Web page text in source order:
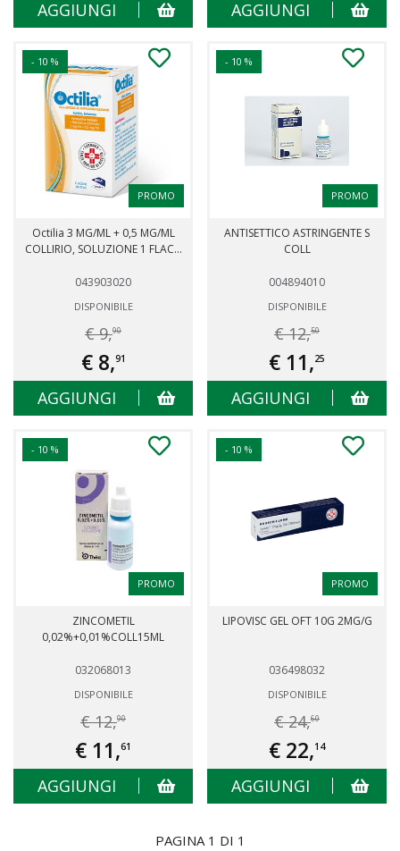
AGGIUNGI AGGIUNGI
- 10 %
PROMO
Octilia 3 MG/ML + 0,5 MG/ML
COLLIRIO, SOLUZIONE 1 FLAC...
043903020
DISPONIBILE
€ 9,90
€ 8,91
AGGIUNGI
- 10 %
PROMO
ANTISETTICO ASTRINGENTE S
COLL
004894010
DISPONIBILE
€ 12,50
€ 11,25
AGGIUNGI
- 10 %
PROMO
ZINCOMETIL
0,02%+0,01%COLL15ML
032068013
DISPONIBILE
€ 12,90
€ 11,61
AGGIUNGI
- 10 %
PROMO
LIPOVISC GEL OFT 10G 2MG/G
036498032
DISPONIBILE
€ 24,60
€ 22,14
AGGIUNGI
PAGINA 1 DI 1